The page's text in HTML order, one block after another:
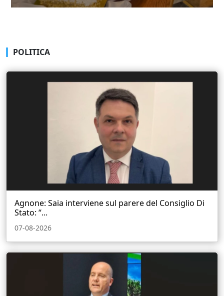
POLITICA
Agnone: Saia interviene sul parere del Consiglio Di
Stato: “...
07-08-2026